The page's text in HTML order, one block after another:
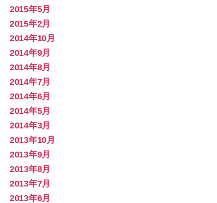
2015年5月
2015年2月
2014年10月
2014年9月
2014年8月
2014年7月
2014年6月
2014年5月
2014年3月
2013年10月
2013年9月
2013年8月
2013年7月
2013年6月